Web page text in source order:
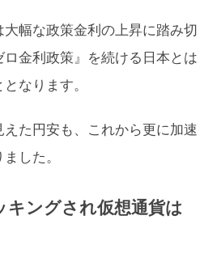
幅な政策金利の上昇に踏み切
金利政策』を続ける日本とは
なります。
た円安も、これから更に加速
した。
キングされ仮想通貨は